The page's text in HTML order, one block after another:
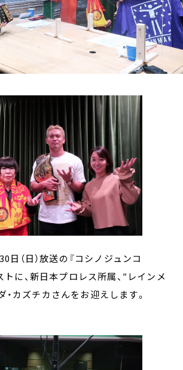
日（日）放送の『コシノジュンコ
トに、新日本プロレス所属、″レインメ
・カズチカさんをお迎えします。